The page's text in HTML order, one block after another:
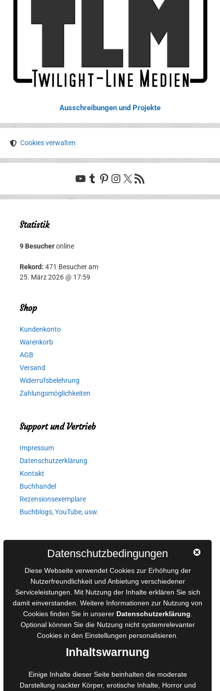
Ausschreibungen und Projekte
Cookies verwalten
YouTube
Tumblr
Pinterest
Instagram
X RSS-Feed
Statistik
9 Besucheronline
Rekord: 471 Besucher am
25. März 2026 @ 17:59
Shop
Kundenkonto
Warenkorb
AGB
Versand
Widerrufsbelehrung
Zahlungsmöglichkeiten
Support und Vertrieb
Impressum
Datenschutzerklärung
Kontakt
Buchhandel
Rezensionsexemplare
Buchblogs, YouTube, usw.
AGB für Medienprojekte
Online-Artikel
Manuskripte einreichen
Ausschreibungen
Belegexemplare
Eigenbedarfsexemplare
Foto- und Bildbearbeitung
Datenschutzbedingungen
Diese Webseite verwendet Cookies zur Erhöhung der
Nutzerfreundlichkeit und Anbietung verschiedener
Serviceleistungen. Mit Nutzung der Inhalte erklären Sie sich
damit einverstanden. Weitere Informationen zur Nutzung von
Cookies finden Sie in unserer Datenschutzerklärung
Optional können Sie die Nutzung nicht systemrelevanter
Cookies in den Einstellungen personalisieren.
Inhaltswarnung
Einige Inhalte dieser Seite beinhalten die moderate
Darstellung nackter Körper, erotische Inhalte, Horror und